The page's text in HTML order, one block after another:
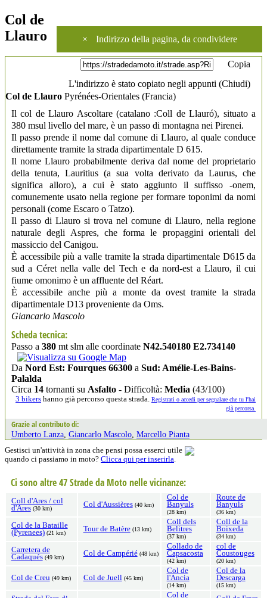
× Indirizzo della pagina, da condividere
Copia
L'indirizzo è stato copiato negli appunti (Chiudi)
Col de
Llauro
Col de Llauro Pyrénées-Orientales (Francia)
Il col de Llauro Ascoltare (catalano :Coll de Llauró), situato a
380 msul livello del mare, è un passo di montagna nei Pirenei.
Il passo prende il nome dal comune di Llauro, al quale conduce
direttamente tramite la strada dipartimentale D 615.
Il nome Llauro probabilmente deriva dal nome del proprietario
della tenuta, Lauritius (a sua volta derivato da Laurus, che
significa alloro), a cui è stato aggiunto il suffisso -onem,
comunemente usato nella regione per formare toponimi da nomi
personali (come Escaro o Tatzo).
Il passo di Llauro si trova nel comune di Llauro, nella regione
naturale degli Aspres, che forma le propaggini orientali del
massiccio del Canigou.
È accessibile più a valle tramite la strada dipartimentale D615 da
sud a Céret nella valle del Tech e da nord-est a Llauro, il cui
fiume omonimo è un affluente del Réart.
È accessibile anche più a monte da ovest tramite la strada
dipartimentale D13 proveniente da Oms.
Giancarlo Mascolo
Scheda tecnica:
Passo a 380 mt slm alle coordinate N42.540180 E2.734140
Da Nord Est: Fourques 66300 a Sud: Amélie-Les-Bains-
Palalda
Circa 14 tornanti su Asfalto - Difficoltà: Media (43/100)
3 bikers hanno già percorso questa strada. Registrati o accedi per segnalare che tu l'hai
già percorsa.
Grazie al contributo di:
Umberto Lanza Giancarlo Mascolo Marcello Pianta
Gestisci un'attività in zona che pensi possa esserci utile
quando ci passiamo in moto? Clicca qui per inserirla.
Ci sono altre 47 Strade da Moto nelle vicinanze:
Coll d'Ares / col
d'Ares (30 km) Col d'Aussières (40 km)
Col de
Banyuls
(28 km)
Route de
Banyuls
(36 km)
Col de la Bataille
(Pyrenees) (21 km) Tour de Batère (13 km)
Coll dels
Belitres
(37 km)
Coll de la
Boixeda
(34 km)
Carretera de
Cadaqués (49 km) Col de Campérié (48 km)
Collado de
Capsacosta
(42 km)
col de
Coustouges
(20 km)
Col de Creu (49 km) Col de Juell (45 km)
Col de
l'Ancia
(14 km)
Col de la
Descarga
(15 km)
Col de